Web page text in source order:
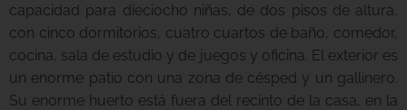
capacidad para dieciocho niñas, de dos pisos de altura,
con cinco dormitorios, cuatro cuartos de baño, comedor,
cocina, sala de estudio y de juegos y oficina. El exterior es
un enorme patio con una zona de césped y un gallinero.
Su enorme huerto está fuera del recinto de la casa, en la